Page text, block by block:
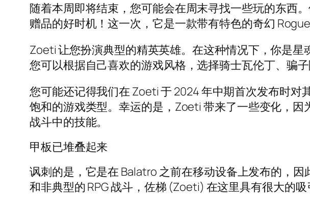
随着本周即将结束，您可能会在周末寻找一些玩的东西
赠品的好时机！这一次，它是一款带有特色的奇幻
Zoeti 让您扮演典型的精英英雄。在这种情况下，你是星
您可以根据自己喜欢的游戏风格，选择骑士瓦伦丁、骗子
您可能还记得我们在 Zoeti 于 2024 年中期首次发布时
饱和的游戏类型。幸运的是，Zoeti 带来了一些变化，因
战斗中的技能。
甲板已堆叠起来
讽刺的是，它是在 Balatro 之前在移动设备上发布的，
和非典型的 RPG 战斗，佐梯 (Zoeti) 在这里具有很大的吸